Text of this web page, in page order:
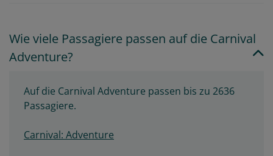
Wie viele Passagiere passen auf die Carnival
Adventure?
Auf die Carnival Adventure passen bis zu 2636
Passagiere.
Carnival: Adventure